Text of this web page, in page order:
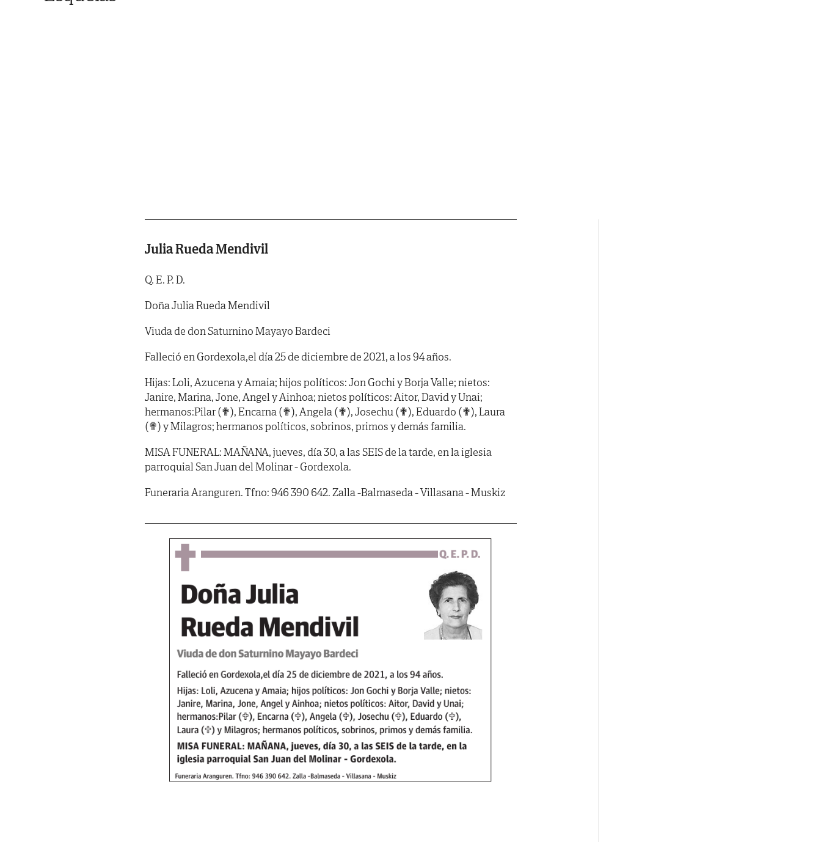
Julia Rueda Mendivil
Q. E. P. D.
Doña Julia Rueda Mendivil
Viuda de don Saturnino Mayayo Bardeci
Falleció en Gordexola,el día 25 de diciembre de 2021, a los 94 años.
Hijas: Loli, Azucena y Amaia; hijos políticos: Jon Gochi y Borja Valle; nietos:
Janire, Marina, Jone, Angel y Ainhoa; nietos políticos: Aitor, David y Unai;
hermanos:Pilar (✟), Encarna (✟), Angela (✟), Josechu (✟), Eduardo (✟), Laura
(✟) y Milagros; hermanos políticos, sobrinos, primos y demás familia.
MISA FUNERAL: MAÑANA, jueves, día 30, a las SEIS de la tarde, en la iglesia
parroquial San Juan del Molinar - Gordexola.
Funeraria Aranguren. Tfno: 946 390 642. Zalla -Balmaseda - Villasana - Muskiz